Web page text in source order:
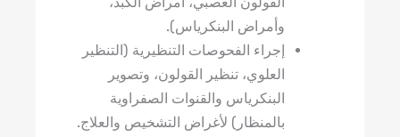
وأمراض البنكرياس).
إجراء الفحوصات التنظيرية (التنظير
العلوي، تنظير القولون، وتصوير
البنكرياس والقنوات الصفراوية
بالمنظار) لأغراض التشخيص والعلاج.